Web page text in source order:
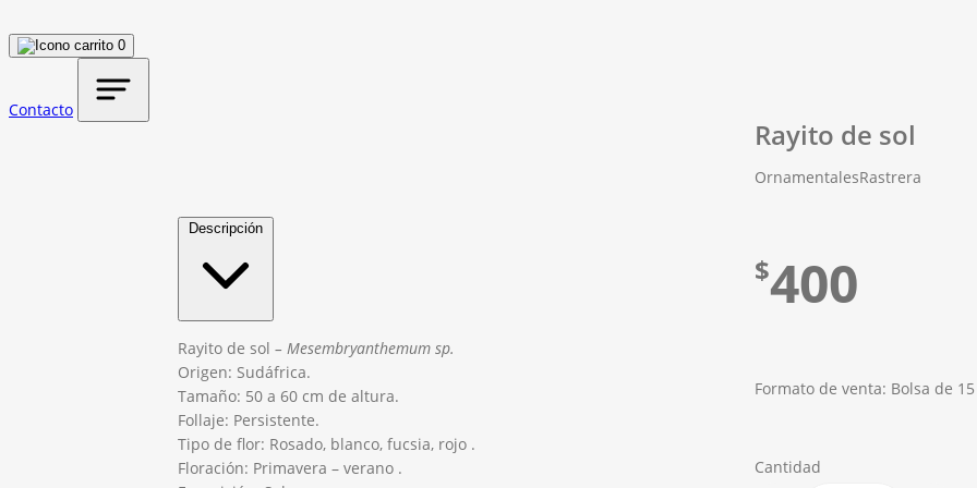
0
Contacto
Rayito de sol
OrnamentalesRastrera
$400
Formato de venta: Bolsa de
Cantidad
Descripción
Rayito de sol – Mesembryanthemum sp.
Origen: Sudáfrica.
Tamaño: 50 a 60 cm de altura.
Follaje: Persistente.
Tipo de flor: Rosado, blanco, fucsia, rojo .
Floración: Primavera – verano .